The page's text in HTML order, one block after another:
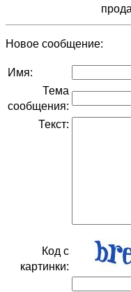
Новое сообщение:
Имя:
Тема
сообщения:
Текст:
Код с
картинки: